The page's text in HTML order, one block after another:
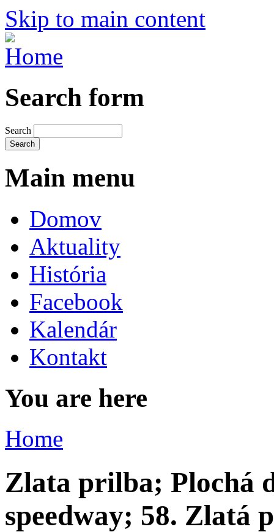
Skip to main content
Search form
Search
Main menu
Domov
Aktuality
História
Facebook
Kalendár
Kontakt
You are here
Home
Zlata prilba; Plochá
speedway; 58. Zlatá